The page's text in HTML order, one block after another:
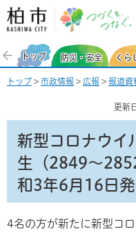
柏市 つづくを、
トップ 防災・安全 くら
トップ > 市政情報 > 広報 > 報道資
染者の発生（2849～2852例目）
更新
新型コロナウイ
生（2849～
和3年6月16日発
4名の方が新たに新型コ